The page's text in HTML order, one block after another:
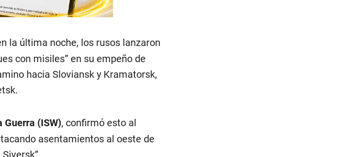
la última noche, los rusos lanzaron
con misiles” en su empeño de
hacia Sloviansk y Kramatorsk,
(ISW), confirmó esto al
asentamientos al oeste de